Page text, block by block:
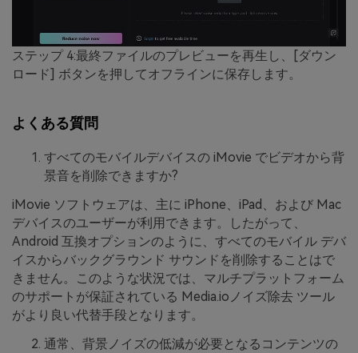
ステップ 4:最終ファイルのプレビューを再生し、[ダウン
ロード] ボタンを押してオフラインに保存します。
よくある質問
すべてのモバイルデバイスの iMovie でビデオから背
景音を削除できますか?
iMovie ソフトウェアは、主に iPhone、iPad、および Mac
デバイスのユーザーが利用できます。したがって、
Android 互換オプションのように、すべてのモバイル デバ
イスからバックグラウンド サウンドを削除することはで
きません。このような状況では、マルチプラットフォーム
のサポートが保証されている Media.ioノイズ除去 ツール
がより良い代替手段となります。
通常、背景ノイズの低減が必要となるコンテンツの